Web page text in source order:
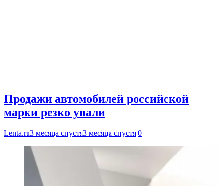
Продажи автомобилей российской
марки резко упали
Lenta.ru3 месяца спустя3 месяца спустя 0